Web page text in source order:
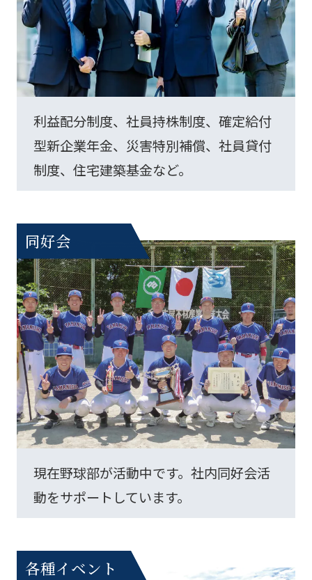
利益配分制度、社員持株制度、確定給付
型新企業年金、災害特別補償、社員貸付
制度、住宅建築基金など。
同好会
現在野球部が活動中です。社内同好会活
動をサポートしています。
各種イベント